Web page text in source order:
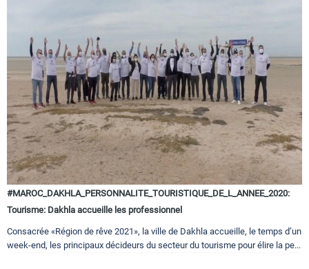
#MAROC_DAKHLA_PERSONNALITE_TOURISTIQUE_DE_L_ANNEE_2020:
Tourisme: Dakhla accueille les professionnel
Consacrée «Région de rêve 2021», la ville de Dakhla accueille, le temps d’un
week-end, les principaux décideurs du secteur du tourisme pour élire la pe...